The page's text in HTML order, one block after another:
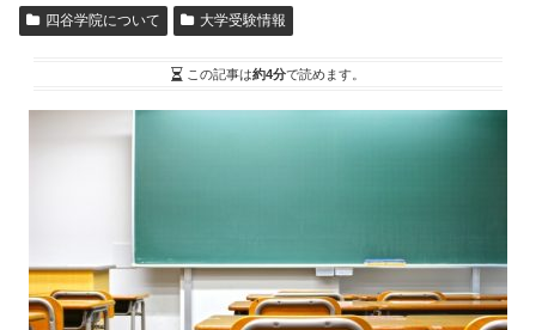
四谷学院について 大学受験情報
この記事は約4分で読めます。